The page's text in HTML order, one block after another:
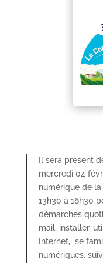
Il sera présent
mercredi 04
numérique de
13h30 à 16h30
démarches
mail, installer,
Internet, se
numériques,